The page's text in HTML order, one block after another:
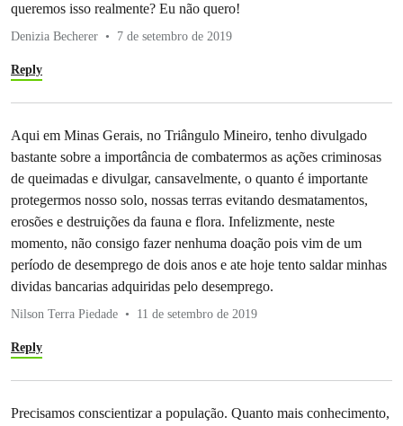
queremos isso realmente? Eu não quero!
Denizia Becherer 7 de setembro de 2019
Reply
Aqui em Minas Gerais, no Triângulo Mineiro, tenho divulgado
bastante sobre a importância de combatermos as ações criminosas
de queimadas e divulgar, cansavelmente, o quanto é importante
protegermos nosso solo, nossas terras evitando desmatamentos,
erosões e destruições da fauna e flora. Infelizmente, neste
momento, não consigo fazer nenhuma doação pois vim de um
período de desemprego de dois anos e ate hoje tento saldar minhas
dividas bancarias adquiridas pelo desemprego.
Nilson Terra Piedade 11 de setembro de 2019
Reply
Precisamos conscientizar a população. Quanto mais conhecimento,